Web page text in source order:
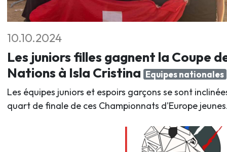
10.10.2024
Les juniors filles gagnent la Coupe
Nations à Isla Cristina Equipes nationales
Les équipes juniors et espoirs garçons se sont
quart de finale de ces Championnats d'Europe